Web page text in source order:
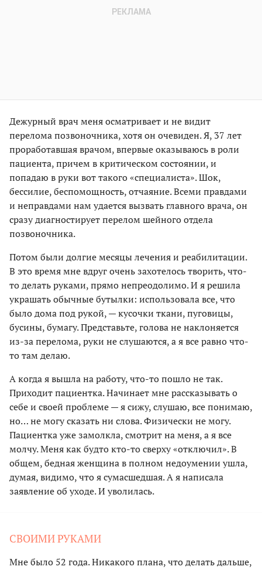
Дежурный врач меня осматривает и не видит
перелома позвоночника, хотя он очевиден. Я, 37 лет
проработавшая врачом, впервые оказываюсь в роли
пациента, причем в критическом состоянии, и
попадаю в руки вот такого «специалиста». Шок,
бессилие, беспомощность, отчаяние. Всеми правдами
и неправдами нам удается вызвать главного врача, он
сразу диагностирует перелом шейного отдела
позвоночника.
Потом были долгие месяцы лечения и реабилитации.
В это время мне вдруг очень захотелось творить, что-
то делать руками, прямо непреодолимо. И я решила
украшать обычные бутылки: использовала все, что
было дома под рукой, — кусочки ткани, пуговицы,
бусины, бумагу. Представьте, голова не наклоняется
из-за перелома, руки не слушаются, а я все равно что-
то там делаю.
А когда я вышла на работу, что-то пошло не так.
Приходит пациентка. Начинает мне рассказывать о
себе и своей проблеме — я сижу, слушаю, все понимаю,
но… не могу сказать ни слова. Физически не могу.
Пациентка уже замолкла, смотрит на меня, а я все
молчу. Меня как будто кто-то сверху «отключил». В
общем, бедная женщина в полном недоумении ушла,
думая, видимо, что я сумасшедшая. А я написала
заявление об уходе. И уволилась.
СВОИМИ РУКАМИ
Мне было 52 года. Никакого плана, что делать дальше,